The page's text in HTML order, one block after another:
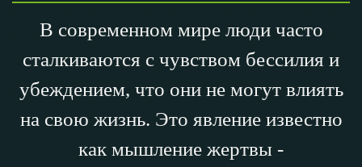
В современном мире люди часто
сталкиваются с чувством бессилия и
убеждением, что они не могут влиять
на свою жизнь. Это явление известно
как мышление жертвы -